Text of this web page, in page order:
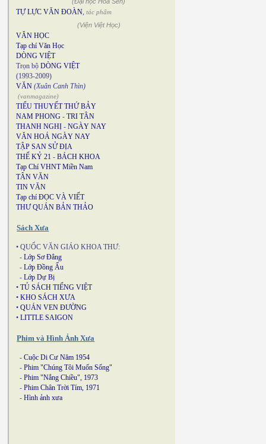
TỰ LỰC VĂN ĐOÀN, tác phẩm
(Viện Việt Học)
VĂN HỌC
Tạp chí Văn Học
DÒNG VIỆT
Trọn bộ DÒNG VIỆT
(1993-2009)
VĂN (Xuân Canh Thìn)
(vanmagazine)
TIỂU THUYẾT THỨ BẢY
NAM PHONG - TRI TÂN
THANH NGHỊ - NGÀY NAY
VĂN HOÁ NGÀY NAY
TẬP SAN SỬ ĐỊA
THẾ KỶ 21 - BÁCH KHOA
Tạp Chí VHNT Miền Nam
TÂN VĂN
TIN VĂN
Tạp chí ĐỌC VÀ VIẾT
THƯ QUÁN BẢN THẢO
Sách Xưa
• QUỐC VĂN GIÁO KHOA THƯ:
- Lớp Sơ Đẳng
- Lớp Đồng Ấu
- Lớp Dự Bị
• TỦ SÁCH TIẾNG VIỆT
• KHO SÁCH XƯA
• QUÁN VEN ĐƯỜNG
• LITTLE SAIGON
Phim và Hình Ảnh Xưa
- Cuộc Di Cư Năm 1954
- Phim "Chúng Tôi Muốn Sống"
- Phim "Nắng Chiều", 1973
- Phim Chân Trời Tím, 1971
- Hình ảnh xưa